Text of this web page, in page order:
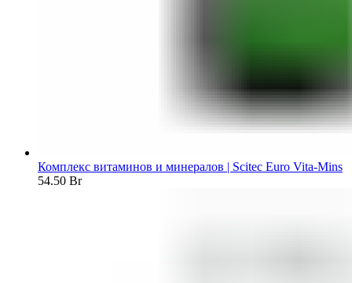
Комплекс витаминов и минералов | Scitec Euro Vita-Mins
54.50 Br